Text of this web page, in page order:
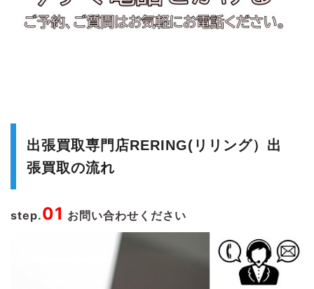
出張買取専門店RERING(リリング）出
張買取の流れ
step.01 お問い合わせください